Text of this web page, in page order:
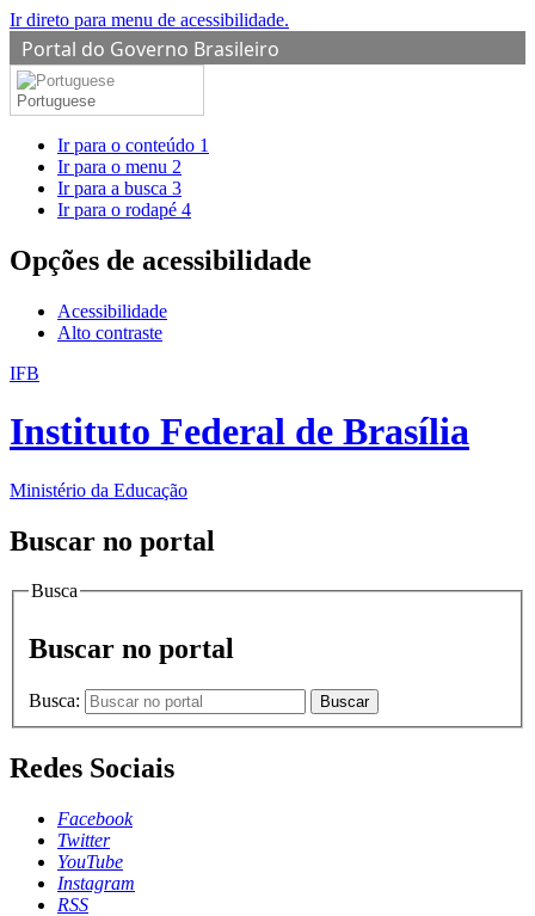
Ir direto para menu de acessibilidade.
Portal do Governo Brasileiro
Portuguese
Ir para o conteúdo 1
Ir para o menu 2
Ir para a busca 3
Ir para o rodapé 4
Opções de acessibilidade
Acessibilidade
Alto contraste
IFB
Instituto Federal de Brasília
Ministério da Educação
Buscar no portal
Busca
Buscar no portal
Busca: Buscar
Redes Sociais
Facebook
Twitter
YouTube
Instagram
RSS